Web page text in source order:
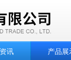
讯 产品展